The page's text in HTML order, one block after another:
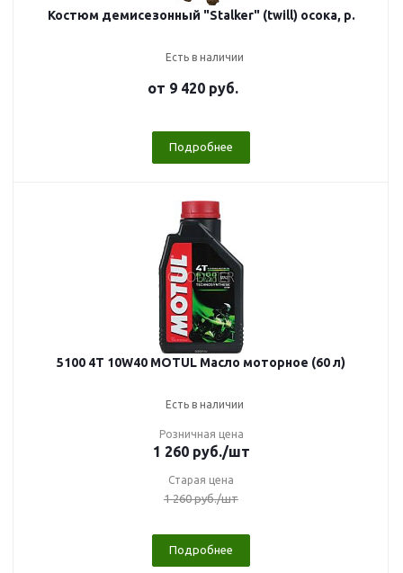
Костюм демисезонный "Stalker" (twill) осока, р.
Есть в наличии
от 9 420 руб.
Подробнее
5100 4T 10W40 MOTUL Масло моторное (60 л)
Есть в наличии
Розничная цена
1 260руб./шт
Старая цена
1 260руб./шт
Подробнее